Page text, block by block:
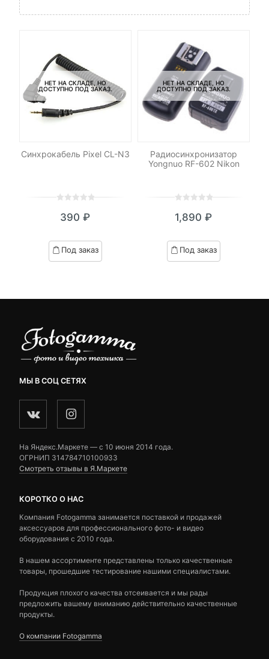
НЕТ НА СКЛАДЕ, НО
ДОСТУПНО ПОД ЗАКАЗ.
Синхрокабель Pixel CL-N3
out
based
on
390 ₽
Под заказ
НЕТ НА СКЛАДЕ, НО
ДОСТУПНО ПОД ЗАКАЗ.
Радиосинхронизатор
Yongnuo RF-602 Nikon
out
based
on
1,890 ₽
Под заказ
МЫ В СОЦ СЕТЯХ
На Яндекс.Маркете — c 10 июня 2014 года.
ОГРНИП 314784710100933
Смотреть отзывы в Я.Маркете
КОРОТКО О НАС
Компания Fotogamma занимается поставкой и продажей
аксессуаров для профессионального фото- и видео
оборудования с 2010 года.
В нашем ассортименте представлены только качественные
товары, прошедшие тестирование нашими специалистами.
Продукция плохого качества отсеивается и мы рады
предложить вашему вниманию действительно качественные
продукты.
О компании Fotogamma